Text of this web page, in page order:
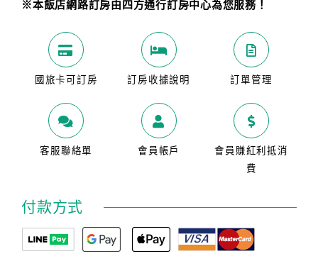
※本飯店網路訂房由四方通行訂房中心為您服務！
國旅卡可訂房 訂房收據說明 訂單管理
客服聯絡單 會員帳戶
會員賺紅利抵消
費
付款方式